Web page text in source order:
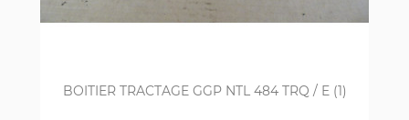
BOITIER TRACTAGE GGP NTL 484 TRQ / E (1)